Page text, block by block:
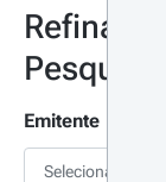
Refinar
Pesquisa
Emitente
Selecionar